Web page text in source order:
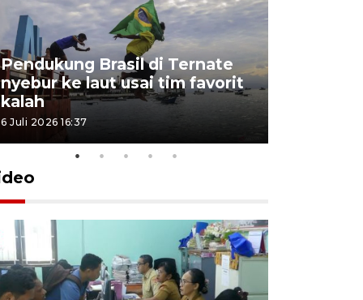
Pendukung Brasil di Ternate
nyebur ke laut usai tim favorit
kalah
6 Juli 2026 16:37